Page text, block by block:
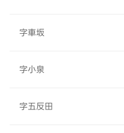
字車坂
字小泉
字五反田